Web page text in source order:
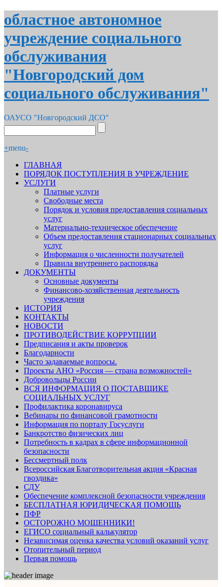
областное автономное
учреждение социального
обслуживания
"Новгородский дом
социального обслуживания"
ОАУСО "Новгородский ДСО"
+menu-
ГЛАВНАЯ
ПОРЯДОК ПОСТУПЛЕНИЯ В УЧРЕЖДЕНИЕ
УСЛУГИ
Платные услуги
Свободные места
Порядок и условия предоставления социальных
услуг
Материально-техническое обеспечение
Объем предоставления стационарных социальных
услуг
Информация о численности получателей
Правила внутреннего распорядка
ДОКУМЕНТЫ
Основные документы
Финансово-хозяйственная деятельность
учреждения
ИСТОРИЯ
КОНТАКТЫ
НОВОСТИ
ПРОТИВОДЕЙСТВИЕ КОРРУПЦИИ
Предписания и акты проверок
Благодарности
Часто задаваемые вопросы.
Проекты АНО «Россия — страна возможностей»
Добровольцы России
ВСЯ ИНФОРМАЦИЯ О ПОСТАВЩИКЕ
СОЦИАЛЬНЫХ УСЛУГ
Профилактика коронавируса
Вебинары по финансовой грамотности
Информация по порталу Госуслуги
Банкротство физических лиц
Потребность в кадрах в сфере информационной
безопасности
Бессмертный полк
Всероссийская Благотворительная акция «Красная
гвоздика»
СДУ
Обеспечение комплексной безопасности учреждения
БЕСПЛАТНАЯ ЮРИДИЧЕСКАЯ ПОМОЩЬ
ПФР
ОСТОРОЖНО МОШЕННИКИ!
ЕГИСО социальный калькулятор
Независимая оценка качества условий оказаний услуг
Отопительный период
Первая помощь